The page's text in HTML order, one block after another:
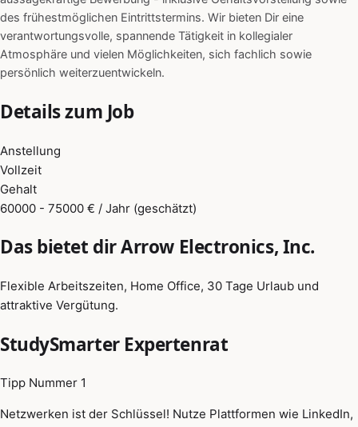
des frühestmöglichen Eintrittstermins. Wir bieten Dir eine
verantwortungsvolle, spannende Tätigkeit in kollegialer
Atmosphäre und vielen Möglichkeiten, sich fachlich sowie
persönlich weiterzuentwickeln.
Details zum Job
Anstellung
Vollzeit
Gehalt
60000 - 75000 € / Jahr (geschätzt)
Das bietet dir Arrow Electronics, Inc.
Flexible Arbeitszeiten, Home Office, 30 Tage Urlaub und
attraktive Vergütung.
StudySmarter Expertenrat
Tipp Nummer 1
Netzwerken ist der Schlüssel! Nutze Plattformen wie LinkedIn,